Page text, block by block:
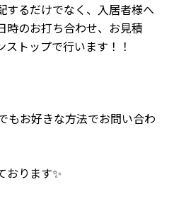
するだけでなく、入居者様へ
時のお打ち合わせ、お見積
トップで行います！！
もお好きな方法でお問い合わ
おります✨